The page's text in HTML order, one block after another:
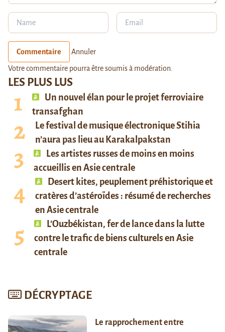
LES PLUS LUS
Un nouvel élan pour le projet ferroviaire
transafghan
Le festival de musique électronique Stihia
n’aura pas lieu au Karakalpakstan
Les artistes russes de moins en moins
accueillis en Asie centrale
Desert kites, peuplement préhistorique et
cratères d’astéroïdes : résumé de recherches
en Asie centrale
L’Ouzbékistan, fer de lance dans la lutte
contre le trafic de biens culturels en Asie
centrale
DÉCRYPTAGE
Le rapprochement entre
Commentaire Annuler
Votre commentaire pourra être soumis à modération.